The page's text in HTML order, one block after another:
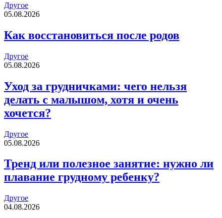
Другое
05.08.2026
Как восстановиться после родов
Другое
05.08.2026
Уход за грудничками: чего нельзя
делать с малышом, хотя и очень
хочется?
Другое
05.08.2026
Тренд или полезное занятие: нужно ли
плавание грудному ребенку?
Другое
04.08.2026